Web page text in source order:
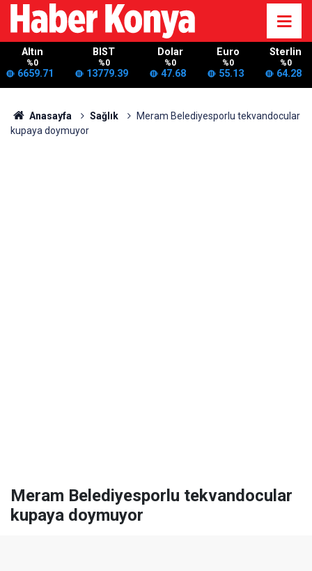
Altın
%0
6659.71
BIST
%0
13779.39
Dolar
%0
47.68
Euro
%0
55.13
Sterlin
%0
64.28
Anasayfa Sağlık
Meram Belediyesporlu tekvandocular
kupaya doymuyor
Meram Belediyesporlu tekvandocular
kupaya doymuyor